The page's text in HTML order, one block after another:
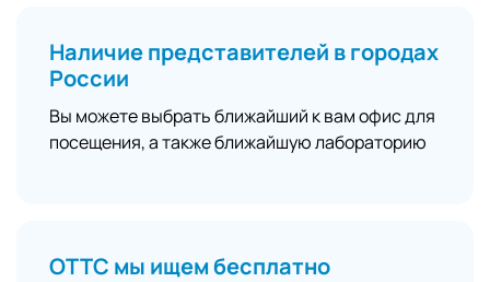
Наличие представителей в городах
России
Вы можете выбрать ближайший к вам офис для
посещения, а также ближайшую лабораторию
ОТТС мы ищем бесплатно